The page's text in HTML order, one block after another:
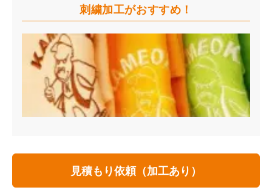
刺繍加工がおすすめ！
見積もり依頼（加工あり）